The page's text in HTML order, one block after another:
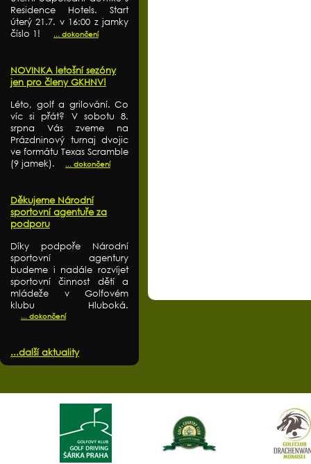
Residence Hotels. Start
úterý 21.7. v 16:00 z jamky
číslo 1!
... dokončení
NOVINKA letošní sezóny
jen pro členy GKHNV!
Léto, golf a grilování. Co
víc si přát? V sobotu 8.
srpna Vás zveme na
Prázdninový turnaj dvojic
ve formátu Texas Scramble
(9 jamek).
... dokončení
Děkujeme Národní
sportovní agentuře za
podporu
Díky podpoře Národní
sportovní agentury
budeme i nadále rozvíjet
sportovní činnost dětí a
mládeže v Golfovém
klubu Hluboká.
... dokončení
...další aktuality